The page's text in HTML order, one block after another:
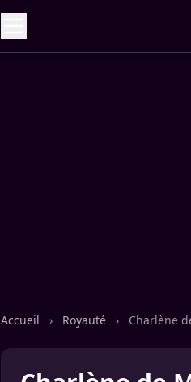
Accueil › Royauté › Charlène